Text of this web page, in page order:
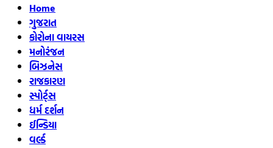
Home
ગુજરાત
કોરોના વાયરસ
મનોરંજન
બિઝનેસ
રાજકારણ
સ્પોર્ટ્સ
ધર્મ દર્શન
ઈન્ડિયા
વર્લ્ડ